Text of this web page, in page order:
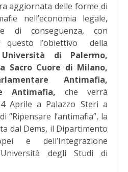
aggiornata delle forme di
nell’economia legale,
di conseguenza, con
questo l’obiettivo della
di Palermo,
Sacro Cuore di Milano,
Antimafia,
Antimafia, che verrà
Aprile a Palazzo Steri a
“Ripensare l’antimafia”, la
dal Dems, il Dipartimento
e dell’Integrazione
degli Studi di